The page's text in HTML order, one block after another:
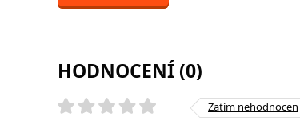
HODNOCENÍ (0)
Zatím nehodnocen